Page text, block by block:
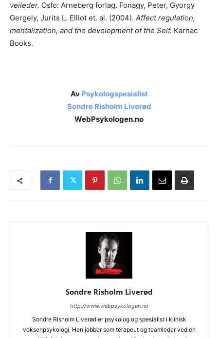
veileder. Oslo: Arneberg forlag. Fonagy, Peter, Gyorgy
Gergely, Jurits L. Elliot et. al. (2004). Affect regulation,
mentalization, and the development of the Self. Karnac
Books.
Av Psykologspesialist
Sondre Risholm Liverød
WebPsykologen.no
Sondre Risholm Liverød
http://www.webpsykologen.no
Sondre Risholm Liverød er psykolog og spesialist i klinisk
voksenpsykologi. Han jobber som terapeut og teamleder ved en